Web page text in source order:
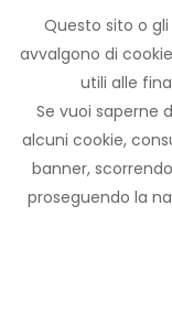
Questo sito o
avvalgono di
utili alle
Se vuoi saperne
alcuni cookie,
banner,
proseguendo la
Archivio
notizie
Arezzo TV
CERCA